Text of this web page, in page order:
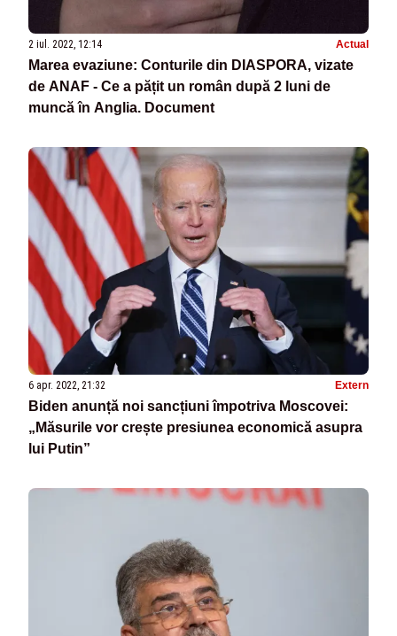
2 iul. 2022, 12:14 Actual
Marea evaziune: Conturile din DIASPORA, vizate
de ANAF - Ce a pățit un român după 2 luni de
muncă în Anglia. Document
6 apr. 2022, 21:32 Extern
Biden anunță noi sancțiuni împotriva Moscovei:
„Măsurile vor crește presiunea economică asupra
lui Putin”